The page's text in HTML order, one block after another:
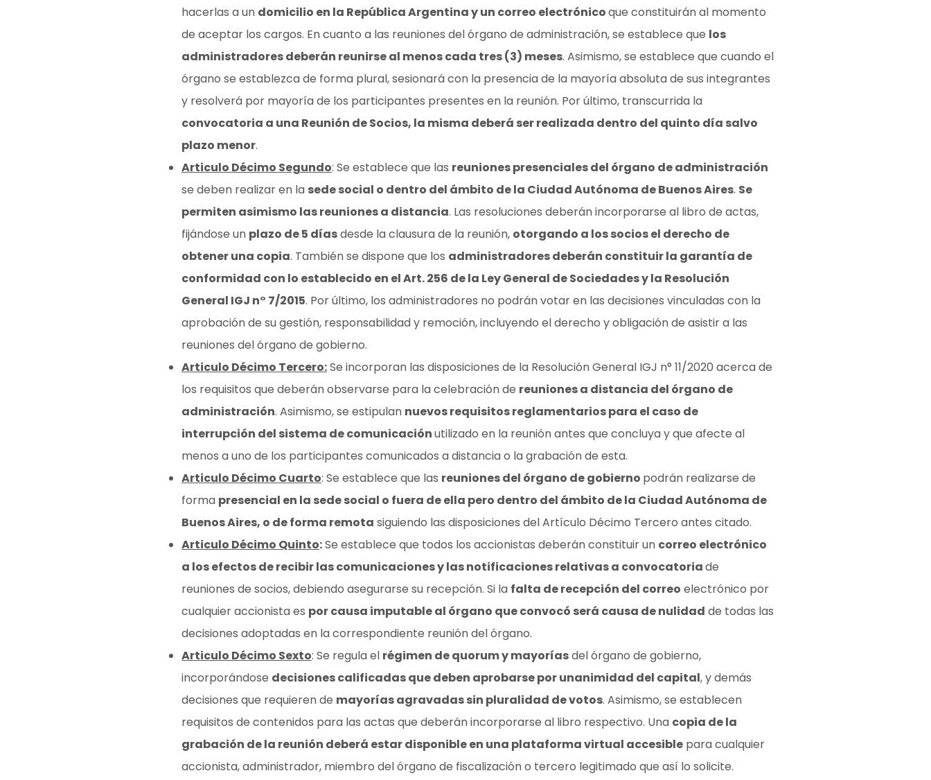
hacerlas a un domicilio en la República Argentina y un correo electrónicoque constituirán al momento
de aceptar los cargos. En cuanto a las reuniones del órgano de administración, se establece que los
administradores deberán reunirse al menos cada tres (3) meses. Asimismo, se establece que cuando el
órgano se establezca de forma plural, sesionará con la presencia de la mayoría absoluta de sus integrantes
y resolverá por mayoría de los participantes presentes en la reunión. Por último, transcurrida la
convocatoria a una Reunión de Socios, la misma deberá ser realizada dentro del quinto día salvo
plazo menor.
Articulo Décimo Segundo: Se establece que las reuniones presenciales del órgano de administración
se deben realizar en la sede social o dentro del ámbito de la Ciudad Autónoma de Buenos Aires. Se
permiten asimismo las reuniones a distancia. Las resoluciones deberán incorporarse al libro de actas,
fijándose un plazo de 5 díasdesde la clausura de la reunión, otorgando a los socios el derecho de
obtener una copia. También se dispone que los administradores deberán constituir la garantía de
conformidad con lo establecido en el Art. 256 de la Ley General de Sociedades y la Resolución
General IGJ n° 7/2015. Por último, los administradores no podrán votar en las decisiones vinculadas con la
aprobación de su gestión, responsabilidad y remoción, incluyendo el derecho y obligación de asistir a las
reuniones del órgano de gobierno.
Articulo Décimo Tercero:Se incorporan las disposiciones de la Resolución General IGJ n° 11/2020 acerca de
los requisitos que deberán observarse para la celebración de reuniones a distancia del órgano de
administración. Asimismo, se estipulan nuevos requisitos reglamentarios para el caso de
interrupción del sistema de comunicaciónutilizado en la reunión antes que concluya y que afecte al
menos a uno de los participantes comunicados a distancia o la grabación de esta.
Articulo Décimo Cuarto: Se establece que las reuniones del órgano de gobierno podrán realizarse de
forma presencial en la sede social o fuera de ella pero dentro del ámbito de la Ciudad Autónoma de
Buenos Aires, o de forma remota siguiendo las disposiciones del Artículo Décimo Tercero antes citado.
Articulo Décimo Quinto:Se establece que todos los accionistas deberán constituir un correo electrónico
a los efectos de recibir las comunicaciones y las notificaciones relativas a convocatoriade
reuniones de socios, debiendo asegurarse su recepción. Si la falta de recepción del correo electrónico por
cualquier accionista es por causa imputable al órgano que convocó será causa de nulidad de todas las
decisiones adoptadas en la correspondiente reunión del órgano.
Articulo Décimo Sexto: Se regula el régimen de quorum y mayoríasdel órgano de gobierno,
incorporándose decisiones calificadas que deben aprobarse por unanimidad del capital, y demás
decisiones que requieren de mayorías agravadas sin pluralidad de votos. Asimismo, se establecen
requisitos de contenidos para las actas que deberán incorporarse al libro respectivo. Una copia de la
grabación de la reunión deberá estar disponible en una plataforma virtual accesible para cualquier
accionista, administrador, miembro del órgano de fiscalización o tercero legitimado que así lo solicite.